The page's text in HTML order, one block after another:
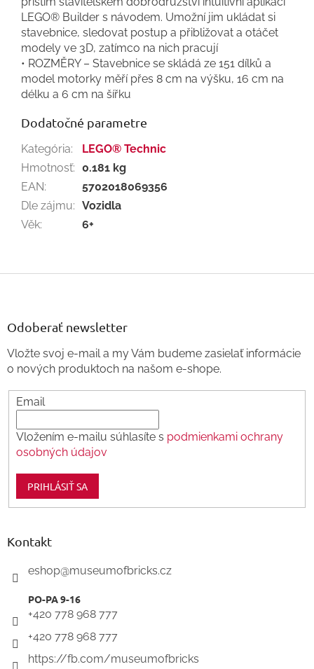
LEGO® Builder s návodem. Umožní jim ukládat si
stavebnice, sledovat postup a přibližovat a otáčet
modely ve 3D, zatímco na nich pracují
• ROZMĚRY – Stavebnice se skládá ze 151 dílků a
model motorky měří přes 8 cm na výšku, 16 cm na
délku a 6 cm na šířku
Dodatočné parametre
Kategória:
LEGO® Technic
Hmotnosť: 0.181 kg
EAN:
5702018069356
Dle zájmu: Vozidla
Věk: 6+
Z
Odoberať newsletter
Vložte svoj e-mail a my Vám budeme zasielať informácie
o nových produktoch na našom e-shope.
Email
Vložením e-mailu súhlasíte s podmienkami ochrany
osobných údajov
PRIHLÁSIŤ SA
Kontakt
eshop@museumofbricks.cz
+420 778 968 777
+420 778 968 777
https://fb.com/museumofbricks